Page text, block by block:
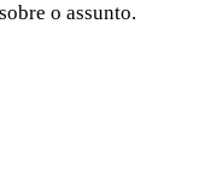
o assunto.